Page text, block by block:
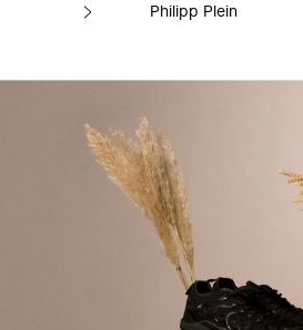
Philipp Plein